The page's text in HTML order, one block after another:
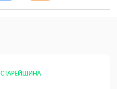
СТАРЕЙШИНА